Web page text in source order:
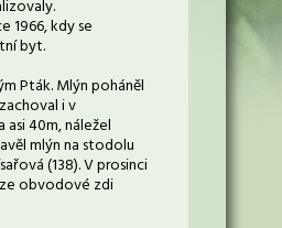
1966, kdy se
byt.
Pták. Mlýn poháněl
i v
40m, náležel
mlýn na stodolu
(138). V prosinci
obvodové zdi